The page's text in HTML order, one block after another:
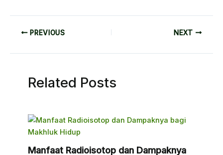
PREVIOUS NEXT
Related Posts
Manfaat Radioisotop dan Dampaknya